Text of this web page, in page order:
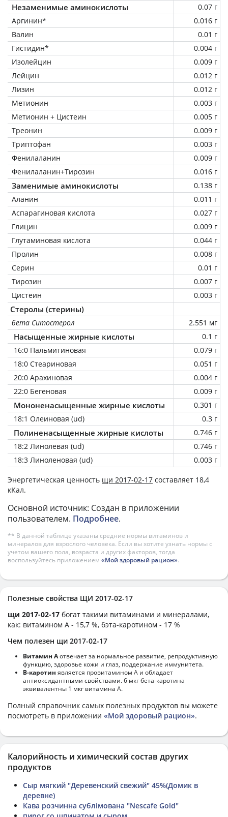
Незаменимые аминокислоты
0.07 г
Аргинин*
0.016 г
Валин
0.01 г
Гистидин*
0.004 г
Изолейцин
0.009 г
Лейцин
0.012 г
Лизин
0.012 г
Метионин
0.003 г
Метионин + Цистеин
0.005 г
Треонин
0.009 г
Триптофан
0.003 г
Фенилаланин
0.009 г
Фенилаланин+Тирозин
0.016 г
Заменимые аминокислоты
0.138 г
Аланин
0.011 г
Аспарагиновая кислота
0.027 г
Глицин
0.009 г
Глутаминовая кислота
0.044 г
Пролин
0.008 г
Серин
0.01 г
Тирозин
0.007 г
Цистеин
0.003 г
Стеролы (стерины)
бета Ситостерол 2.551 мг
Насыщенные жирные кислоты
0.1 г
16:0 Пальмитиновая
0.079 г
18:0 Стеариновая
0.051 г
20:0 Арахиновая
0.004 г
22:0 Бегеновая
0.009 г
Мононенасыщенные жирные кислоты
0.301 г
18:1 Олеиновая (ud)
0.3 г
Полиненасыщенные жирные кислоты
0.746 г
18:2 Линолевая (ud)
0.746 г
18:3 Линоленовая (ud)
0.003 г
Энергетическая ценность щи 2017-02-17 составляет 18,4
кКал.
Основной источник: Создан в приложении
пользователем. Подробнее.
** В данной таблице указаны средние нормы витаминов и
минералов для взрослого человека. Если вы хотите узнать нормы с
учетом вашего пола, возраста и других факторов, тогда
воспользуйтесь приложением «Мой здоровый рацион».
Полезные свойства ЩИ 2017-02-17
щи 2017-02-17 богат такими витаминами и минералами,
как: витамином А - 15,7 %, бэта-каротином - 17 %
Чем полезен щи 2017-02-17
Витамин Аотвечает за нормальное развитие, репродуктивную
функцию, здоровье кожи и глаз, поддержание иммунитета.
В-каротин является провитамином А и обладает
антиоксидантными свойствами. 6 мкг бета-каротина
эквивалентны 1 мкг витамина А.
Полный справочник самых полезных продуктов вы можете
посмотреть в приложении «Мой здоровый рацион».
Калорийность и химический состав других
продуктов
Сыр мягкий "Деревенский свежий" 45%(Домик в
деревне)
Кава розчинна сублімована "Nescafe Gold"